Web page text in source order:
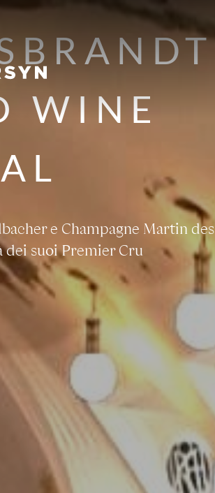
WINE
e Champagne Martin des
dei suoi Premier Cru